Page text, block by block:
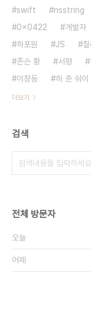
swift
nsstring
0x0422
개발자
하포원
JS
존슨 황
서평
이창동
하 준 숴이
더보기
검색
전체 방문자
오늘
어제